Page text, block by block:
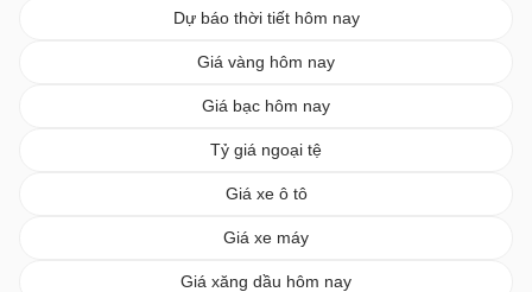
Dự báo thời tiết hôm nay
Giá vàng hôm nay
Giá bạc hôm nay
Tỷ giá ngoại tệ
Giá xe ô tô
Giá xe máy
Giá xăng dầu hôm nay